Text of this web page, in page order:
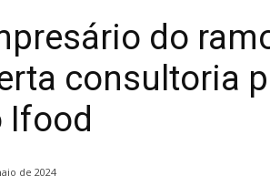
do
consultoria
Ifood
de 2024